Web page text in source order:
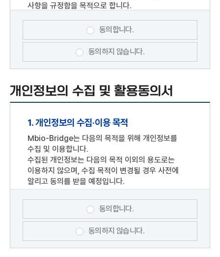
사항을 규정함을 목적으로 합니다.
본 약관에서 정의되지 아니한 용어에 대한 해석은 관계
법령 및 서비스 별 안내에서 정하는 바에 따르며, 그
외에는 일반 관례에 따릅니다.
이용계약을 위하여 개인정보를 제공하거나 SNS 및
포털사이트의 계정을 이용해 개인정보를 제공하여
기업회원 : "Mbio-Bridge"과의 서비스
이용계약을 위하여 기업정보를 제공하여 아이디(ID)
와 비밀번호를 부여 받은 기업을 말합니다.
회원 : 개인회원, 기업회원, 단체회원 모두를
말합니다.
비회원 : 회원에 가입하지 않고 "Mbio-Bridge"이
제공하는 서비스를 이용하는 자를 말하며, Mbio-
Bridge은비회원에 대하여 회원전용으로 제공하는
서비스의 이용을 제한할 수 있습니다.
이용자 : 본 약관에 따라 "Mbio-Bridge"에서
제공하는 서비스를 이용하는 회원 및 비회원을
말합니다.
동의합니다.
동의하지 않습니다.
개인정보의 수집 및 활용동의서
1. 개인정보의 수집·이용 목적
Mbio-Bridge는 다음의 목적을 위해 개인정보를
수집 및 이용합니다.
수집된 개인정보는 다음의 목적 이외의 용도로는
이용하지 않으며, 수집 목적이 변경될 경우 사전에
알리고 동의를 받을 예정입니다.
회원가입, 회원제 서비스 이용 및 본인확인,
개인식별, 가입의사확인, 실태조사 및 각종 게시판
이용, 고지사항 전달 등을 목적으로 개인정보를
동의합니다.
동의하지 않습니다.